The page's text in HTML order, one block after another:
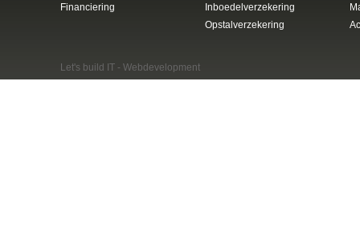
Financiering
Inboedelverzekering
Opstalverzekering
Let's build IT - Webdevelopment